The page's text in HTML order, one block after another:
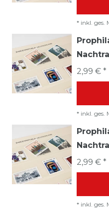
* inkl. ges.
2,99 € *
* inkl. ges.
2,99 € *
* inkl. ges.